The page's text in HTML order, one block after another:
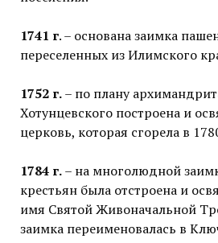
1741 г. – основана заимка
переселенных из Илимского
1752 г.– по плану
Хотунцевского построена и
церковь, которая сгорела в
1784 г.– на многолюдной
крестьян была отстроена и
имя Святой Живоначальной
заимка переименовалась в